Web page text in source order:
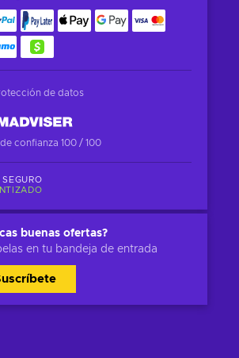
de datos
confianza 100 / 100
SEGURO
buenas ofertas?
en tu bandeja de entrada